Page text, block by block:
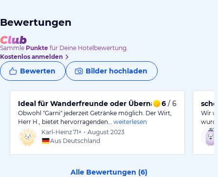
Bewertungen
Sammle Punkte für Deine Hotelbewertung.
Kostenlos anmelden
Bewerten Bilder hochladen
Ideal für Wanderfreunde oder Übernachtung auf der
6 / 6
Obwohl "Garni" jederzeit Getränke möglich. Der Wirt,
Herr H., bietet hervorragenden…
weiterlesen
Karl-Heinz71+ • August 2023
Aus Deutschland
Wir
Alle Bewertungen (6)